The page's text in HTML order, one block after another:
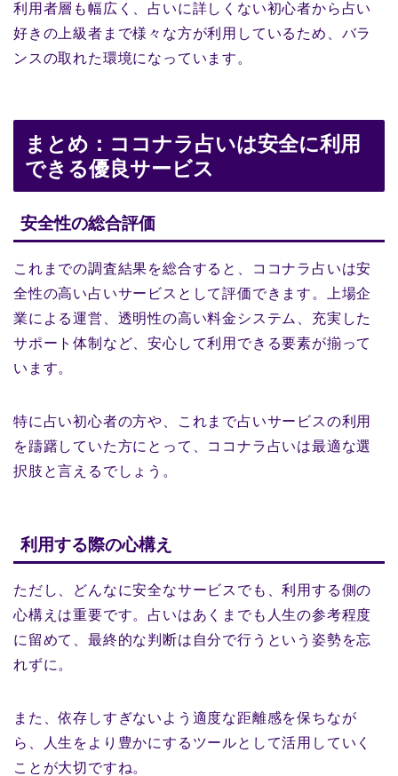
利用者層も幅広く、占いに詳しくない初心者から占い
好きの上級者まで様々な方が利用しているため、バラ
ンスの取れた環境になっています。
まとめ：ココナラ占いは安全に利用
できる優良サービス
安全性の総合評価
これまでの調査結果を総合すると、ココナラ占いは安
全性の高い占いサービスとして評価できます。上場企
業による運営、透明性の高い料金システム、充実した
サポート体制など、安心して利用できる要素が揃って
います。
特に占い初心者の方や、これまで占いサービスの利用
を躊躇していた方にとって、ココナラ占いは最適な選
択肢と言えるでしょう。
利用する際の心構え
ただし、どんなに安全なサービスでも、利用する側の
心構えは重要です。占いはあくまでも人生の参考程度
に留めて、最終的な判断は自分で行うという姿勢を忘
れずに。
また、依存しすぎないよう適度な距離感を保ちなが
ら、人生をより豊かにするツールとして活用していく
ことが大切ですね。